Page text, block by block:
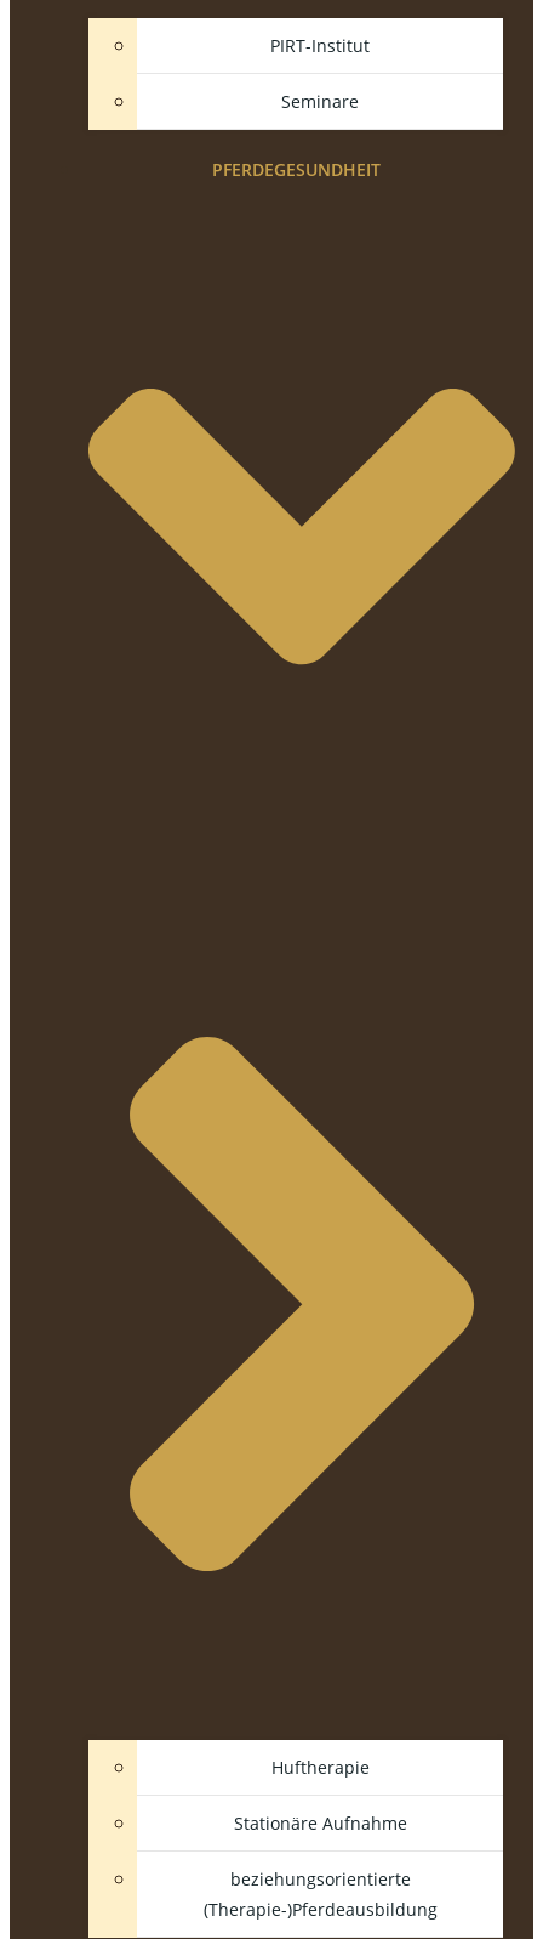
PIRT-Institut
Seminare
PFERDEGESUNDHEIT
Huftherapie
Stationäre Aufnahme
beziehungsorientierte
(Therapie-)Pferdeausbildung